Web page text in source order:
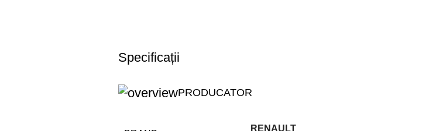
Specificații
PRODUCATOR
RENAULT